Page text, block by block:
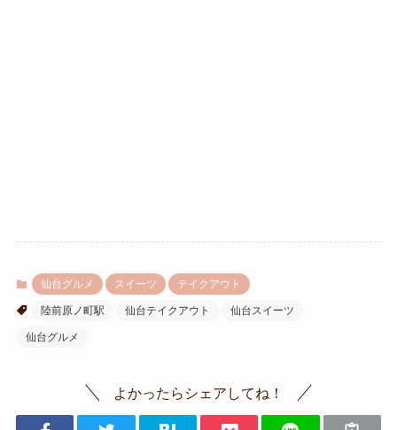
仙台グルメ スイーツ テイクアウト
陸前原ノ町駅 仙台テイクアウト 仙台スイーツ
仙台グルメ
よかったらシェアしてね！